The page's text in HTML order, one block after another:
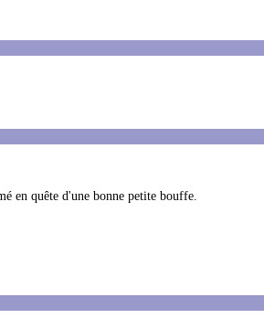
en quête d'une bonne petite bouffe.